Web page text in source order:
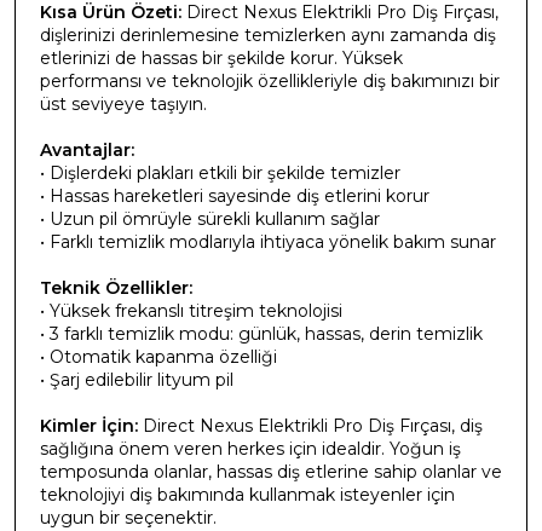
Kısa Ürün Özeti: Direct Nexus Elektrikli Pro Diş Fırçası,
dişlerinizi derinlemesine temizlerken aynı zamanda diş
etlerinizi de hassas bir şekilde korur. Yüksek
performansı ve teknolojik özellikleriyle diş bakımınızı bir
üst seviyeye taşıyın.
Avantajlar:
• Dişlerdeki plakları etkili bir şekilde temizler
• Hassas hareketleri sayesinde diş etlerini korur
• Uzun pil ömrüyle sürekli kullanım sağlar
• Farklı temizlik modlarıyla ihtiyaca yönelik bakım sunar
Teknik Özellikler:
• Yüksek frekanslı titreşim teknolojisi
• 3 farklı temizlik modu: günlük, hassas, derin temizlik
• Otomatik kapanma özelliği
• Şarj edilebilir lityum pil
Kimler İçin: Direct Nexus Elektrikli Pro Diş Fırçası, diş
sağlığına önem veren herkes için idealdir. Yoğun iş
temposunda olanlar, hassas diş etlerine sahip olanlar ve
teknolojiyi diş bakımında kullanmak isteyenler için
uygun bir seçenektir.